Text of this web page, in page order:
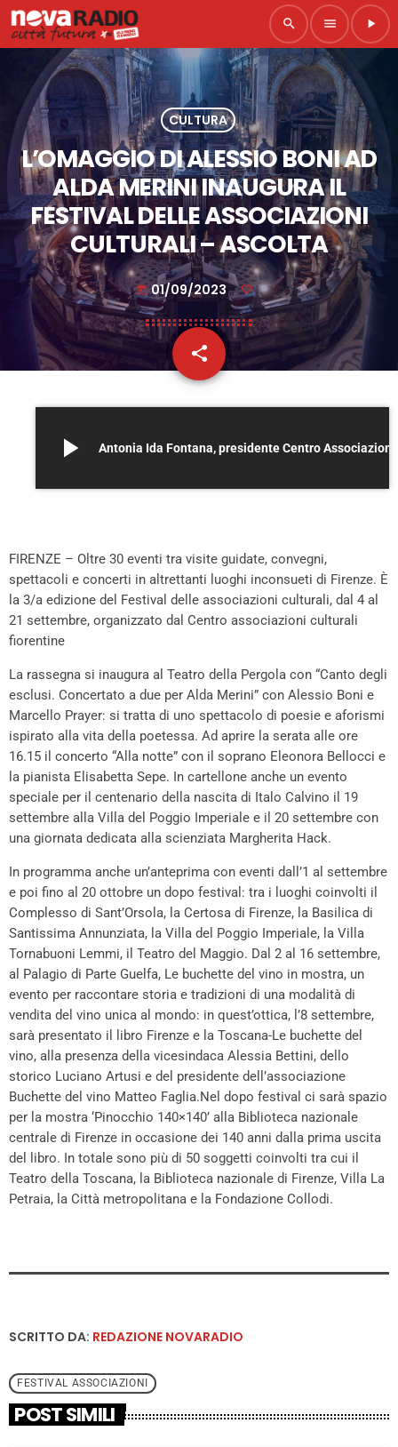
search menu play_arrow
CULTURA
L’OMAGGIO DI ALESSIO BONI AD
ALDA MERINI INAUGURA IL
FESTIVAL DELLE ASSOCIAZIONI
CULTURALI – ASCOLTA
today 01/09/2023
share
email
play_arrow
FIRENZE – Oltre 30 eventi tra visite guidate, convegni,
spettacoli e concerti in altrettanti luoghi inconsueti di Firenze. È
la 3/a edizione del Festival delle associazioni culturali, dal 4 al
21 settembre, organizzato dal Centro associazioni culturali
fiorentine
La rassegna si inaugura al Teatro della Pergola con “Canto degli
esclusi. Concertato a due per Alda Merini” con Alessio Boni e
Marcello Prayer: si tratta di uno spettacolo di poesie e aforismi
ispirato alla vita della poetessa. Ad aprire la serata alle ore
16.15 il concerto “Alla notte” con il soprano Eleonora Bellocci e
la pianista Elisabetta Sepe. In cartellone anche un evento
speciale per il centenario della nascita di Italo Calvino il 19
settembre alla Villa del Poggio Imperiale e il 20 settembre con
una giornata dedicata alla scienziata Margherita Hack.
In programma anche un’anteprima con eventi dall’1 al settembre
e poi fino al 20 ottobre un dopo festival: tra i luoghi coinvolti il
Complesso di Sant’Orsola, la Certosa di Firenze, la Basilica di
Santissima Annunziata, la Villa del Poggio Imperiale, la Villa
Tornabuoni Lemmi, il Teatro del Maggio. Dal 2 al 16 settembre,
al Palagio di Parte Guelfa, Le buchette del vino in mostra, un
evento per raccontare storia e tradizioni di una modalità di
vendita del vino unica al mondo: in quest’ottica, l’8 settembre,
sarà presentato il libro Firenze e la Toscana-Le buchette del
vino, alla presenza della vicesindaca Alessia Bettini, dello
storico Luciano Artusi e del presidente dell’associazione
Buchette del vino Matteo Faglia.Nel dopo festival ci sarà spazio
per la mostra ‘Pinocchio 140×140’ alla Biblioteca nazionale
centrale di Firenze in occasione dei 140 anni dalla prima uscita
del libro. In totale sono più di 50 soggetti coinvolti tra cui il
Teatro della Toscana, la Biblioteca nazionale di Firenze, Villa La
Petraia, la Città metropolitana e la Fondazione Collodi.
SCRITTO DA: REDAZIONE NOVARADIO
FESTIVAL ASSOCIAZIONI
POST SIMILI